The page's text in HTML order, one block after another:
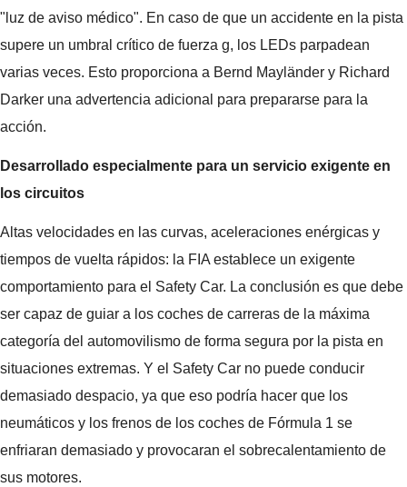
"luz de aviso médico". En caso de que un accidente en la pista
supere un umbral crítico de fuerza g, los LEDs parpadean
varias veces. Esto proporciona a Bernd Mayländer y Richard
Darker una advertencia adicional para prepararse para la
acción.
Desarrollado especialmente para un servicio exigente en
los circuitos
Altas velocidades en las curvas, aceleraciones enérgicas y
tiempos de vuelta rápidos: la FIA establece un exigente
comportamiento para el Safety Car. La conclusión es que debe
ser capaz de guiar a los coches de carreras de la máxima
categoría del automovilismo de forma segura por la pista en
situaciones extremas. Y el Safety Car no puede conducir
demasiado despacio, ya que eso podría hacer que los
neumáticos y los frenos de los coches de Fórmula 1 se
enfriaran demasiado y provocaran el sobrecalentamiento de
sus motores.